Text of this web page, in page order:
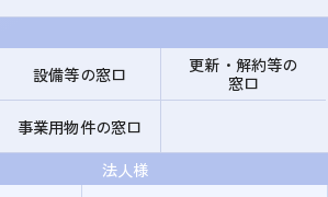
設備等の窓口
更新・解約等の
窓口
事業用物件の窓口
法人様